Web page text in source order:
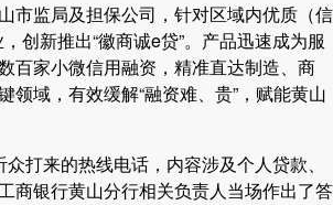
市监局及担保公司，针对区域内优质（信
创新推出“徽商诚e贷”。产品迅速成为服
百家小微信用融资，精准直达制造、商
领域，有效缓解“融资难、贵”，赋能黄山
打来的热线电话，内容涉及个人贷款、
商银行黄山分行相关负责人当场作出了答